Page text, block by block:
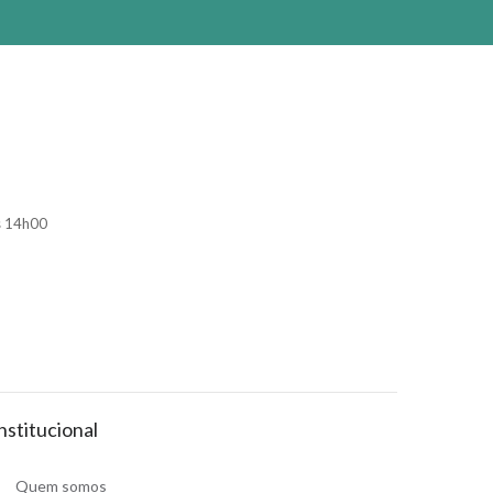
14h00
Quem somos